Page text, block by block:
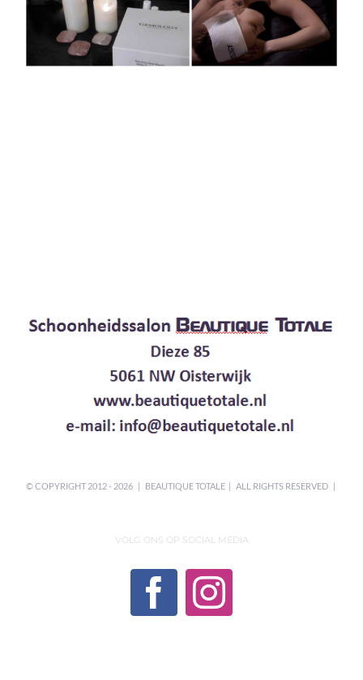
© COPYRIGHT 2012 - 2026 | BEAUTIQUE TOTALE | ALL RIGHTS RESERVED |
VOLG ONS OP SOCIAL MEDIA